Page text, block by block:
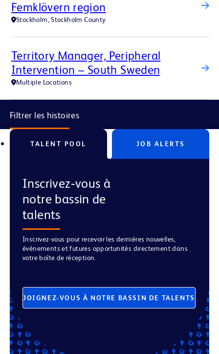
Femklövern region
Stockholm, Stockholm County
Territory Manager, Peripheral
Intervention – South Sweden
Multiple Locations
Filtrer les histoires
TALENT POOL JOB ALERTS
Inscrivez‑vous à
notre bassin de
talents
Inscrivez-vous pour recevoir les dernières nouvelles,
événements et futures opportunités directement dans
votre boîte de réception.
JOIGNEZ-VOUS À NOTRE BASSIN DE TALENTS